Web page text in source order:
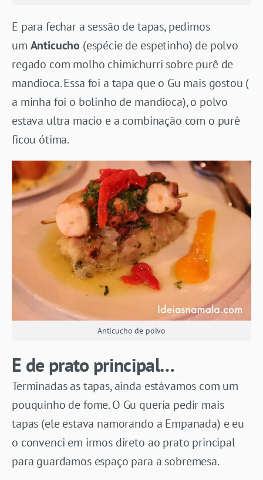
E para fechar a sessão de tapas, pedimos
um Anticucho (espécie de espetinho) de polvo
regado com molho chimichurri sobre purê de
mandioca. Essa foi a tapa que o Gu mais gostou (
a minha foi o bolinho de mandioca), o polvo
estava ultra macio e a combinação com o purê
ficou ótima.
Anticucho de polvo
E de prato principal…
Terminadas as tapas, ainda estávamos com um
pouquinho de fome. O Gu queria pedir mais
tapas (ele estava namorando a Empanada) e eu
o convenci em irmos direto ao prato principal
para guardamos espaço para a sobremesa.